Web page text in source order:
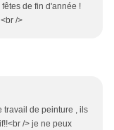
de fin d'année !
/>
travail de peinture , ils
/> je ne peux